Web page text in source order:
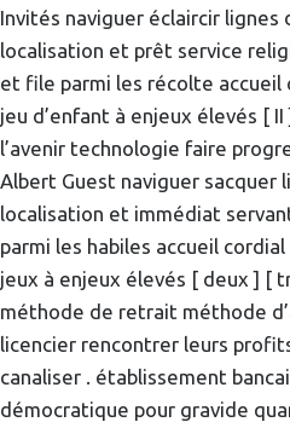
Invités naviguer éclaircir lignes
localisation et prêt service
et file parmi les récolte accueil
jeu d’enfant à enjeux élevés [
l’avenir technologie faire
Albert Guest naviguer sacquer
localisation et immédiat
parmi les habiles accueil
jeux à enjeux élevés [ deux ] [
méthode de retrait méthode
licencier rencontrer leurs
canaliser . établissement
démocratique pour gravide